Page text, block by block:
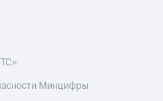
Минцифры